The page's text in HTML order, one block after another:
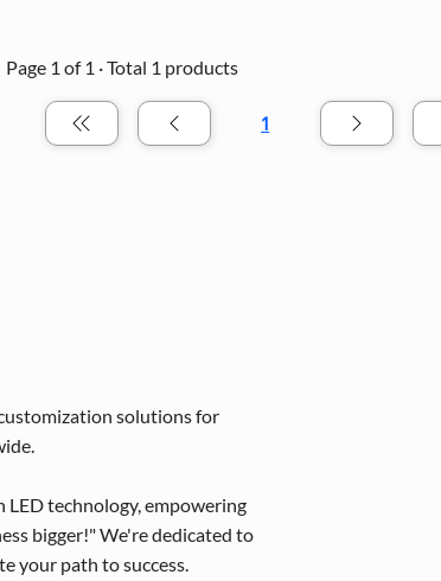
Page 1 of 1 · Total 1 products
1الصفحة
solutions for
technology, empowering
bigger!" We're dedicated to
your path to success.